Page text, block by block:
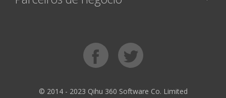
© 2014 - 2023 Qihu 360 Software Co. Limited